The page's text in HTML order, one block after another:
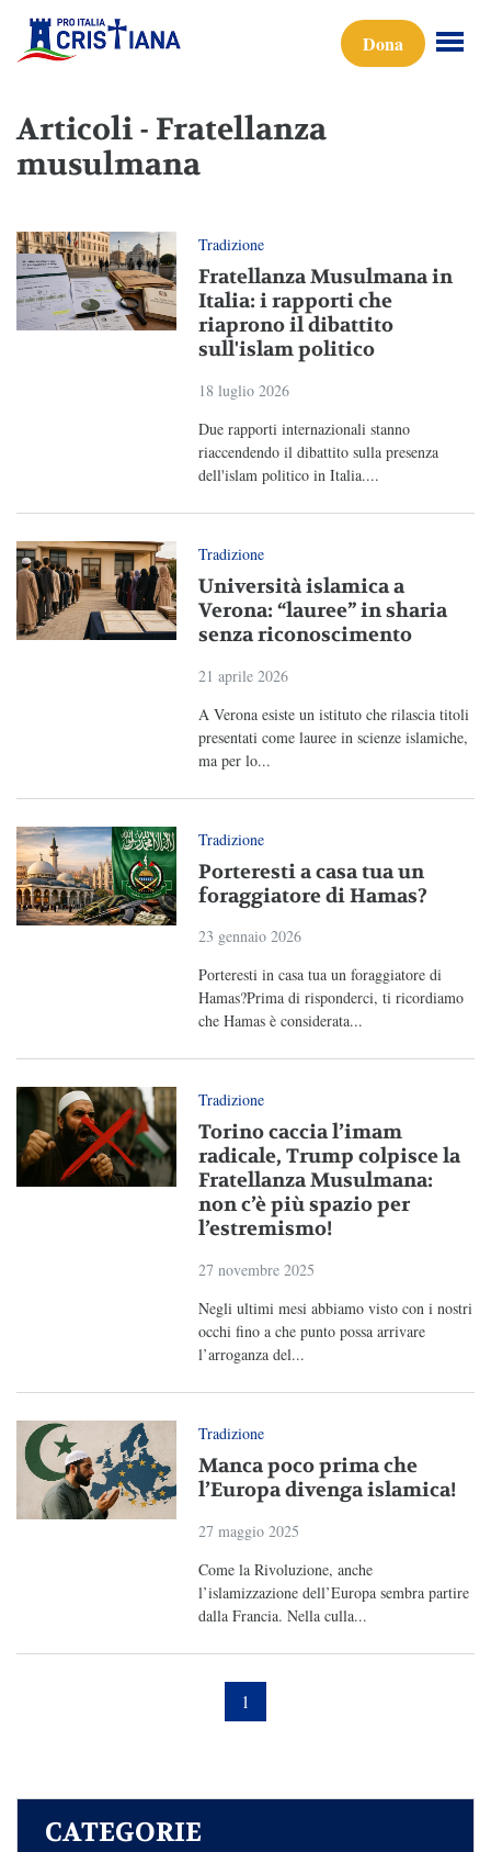
Dona
Articoli - Fratellanza
musulmana
Tradizione
Fratellanza Musulmana in
Italia: i rapporti che
riaprono il dibattito
sull'islam politico
18 luglio 2026
Due rapporti internazionali stanno
riaccendendo il dibattito sulla presenza
dell'islam politico in Italia....
Tradizione
Università islamica a
Verona: “lauree” in sharia
senza riconoscimento
21 aprile 2026
A Verona esiste un istituto che rilascia titoli
presentati come lauree in scienze islamiche,
ma per lo...
Tradizione
Porteresti a casa tua un
foraggiatore di Hamas?
23 gennaio 2026
Porteresti in casa tua un foraggiatore di
Hamas?Prima di risponderci, ti ricordiamo
che Hamas è considerata...
Tradizione
Torino caccia l’imam
radicale, Trump colpisce la
Fratellanza Musulmana:
non c’è più spazio per
l’estremismo!
27 novembre 2025
Negli ultimi mesi abbiamo visto con i nostri
occhi fino a che punto possa arrivare
l’arroganza del...
Tradizione
Manca poco prima che
l’Europa divenga islamica!
27 maggio 2025
Come la Rivoluzione, anche
l’islamizzazione dell’Europa sembra partire
dalla Francia. Nella culla...
1
CATEGORIE